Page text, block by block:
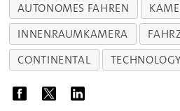
AUTONOMES FAHREN
INNENRAUMKAMERA
CONTINENTAL
TECHNOLOGY